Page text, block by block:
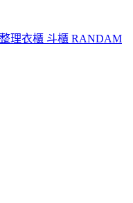
理衣櫃 斗櫃 RANDAM